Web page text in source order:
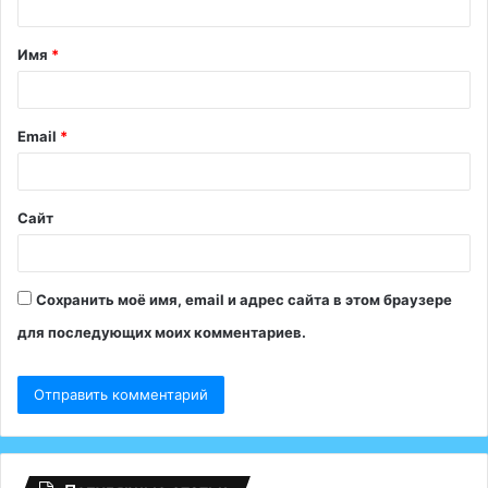
т
а
й
*
Имя *
Email *
Сайт
Сохранить моё имя, email и адрес сайта в этом браузере
для последующих моих комментариев.